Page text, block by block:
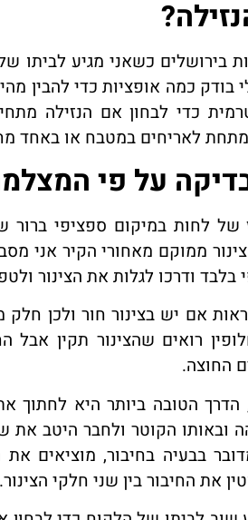
בירושלים כשאני מגיע לביתו
כמה אופציות כדי להבין
כדי לבחון אם הנזילה
לאריחים במטבח או באחד
על פי
לחות במיקום ספציפי ברור
ממוקם מאחורי הקיר אני
ודרכו לגלות את הצינור
אם יש בצינור חור ולכן
רואים שהצינור תקין אבל
החוצה.
הטובה ביותר היא לחתוך
ובאותו הקוטר ולחבר היטב את
בבעיה בחיבור, מוציאים
את החיבור בין שני חלקי הצינור.